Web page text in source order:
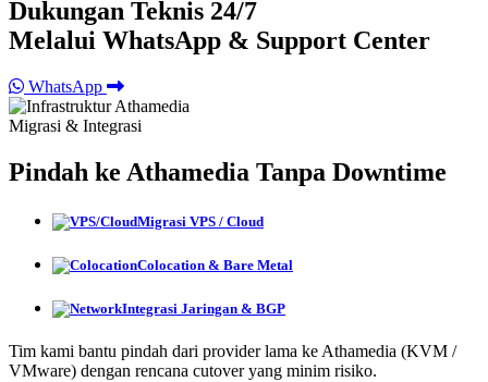
Dukungan Teknis 24/7
Melalui WhatsApp & Support Center
WhatsApp
Migrasi & Integrasi
Pindah ke Athamedia Tanpa Downtime
Migrasi VPS / Cloud
Colocation & Bare Metal
Integrasi Jaringan & BGP
Tim kami bantu pindah dari provider lama ke Athamedia (KVM /
VMware) dengan rencana cutover yang minim risiko.